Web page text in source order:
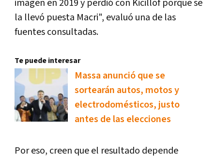
imagen en 2019 y perdió con Kicillof porque se
la llevó puesta Macri", evaluó una de las
fuentes consultadas.
Te puede interesar
Massa anunció que se
sortearán autos, motos y
electrodomésticos, justo
antes de las elecciones
Por eso, creen que el resultado depende